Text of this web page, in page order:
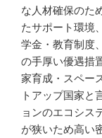
な人材確保のた
たサポート環境
学金・教育制度
の手厚い優遇措
家育成・スペー
トアップ国家と
ョンのエコシス
が狭いため高い